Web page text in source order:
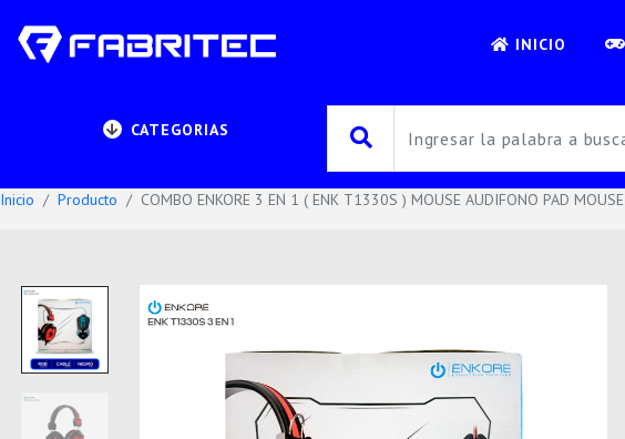
INICIO
CATEGORIAS
Inicio Producto COMBO ENKORE 3 EN 1 ( ENK T1330S ) MOUSE AUDIFONO PAD MOUSE